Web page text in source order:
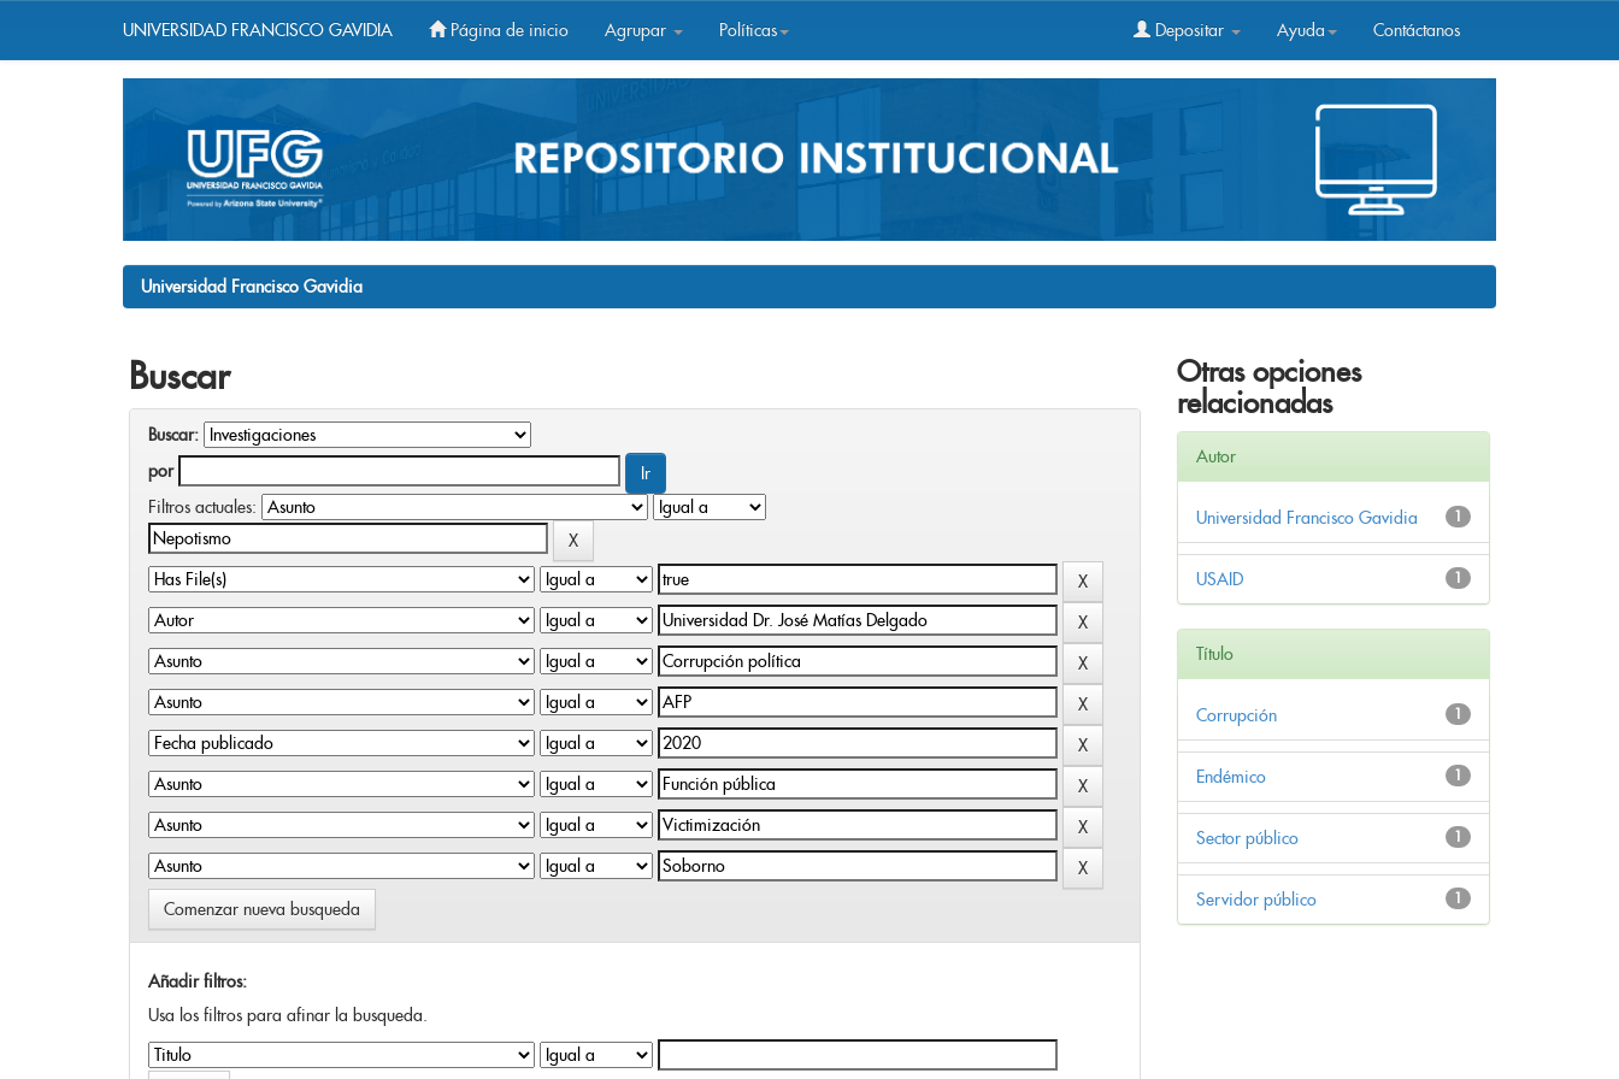
UNIVERSIDAD FRANCISCO GAVIDIA Página de inicio Agrupar Políticas Depositar Ayuda Contáctanos
Universidad Francisco Gavidia
Buscar
Buscar:
por
Filtros actuales:
Comenzar nueva busqueda
Añadir filtros:
Usa los filtros para afinar la busqueda.
Otras opciones
relacionadas
Autor
1
Universidad Francisco Gavidia
1
USAID
Título
1
Corrupción
1
Endémico
1
Sector público
1
Servidor público